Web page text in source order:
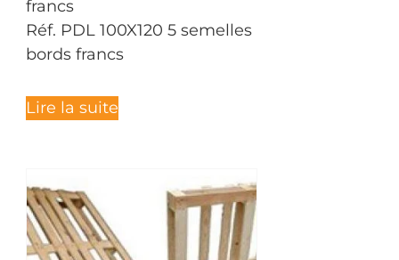
francs
Réf. PDL 100X120 5 semelles
bords francs
Lire la suite